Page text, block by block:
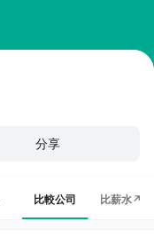
分享
比較公司 比薪水↗